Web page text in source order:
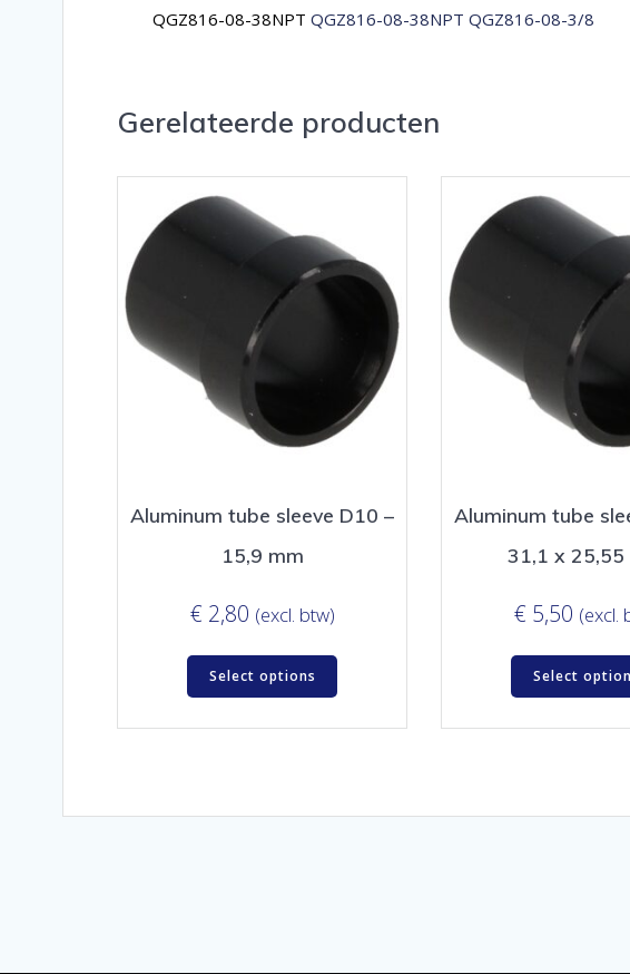
QGZ816-08-38NPT QGZ816-08-38NPT QGZ816-08-3/8
Gerelateerde producten
Aluminum tube sleeve D10 –
15,9 mm
€ 2,80 (excl. btw)
Select options
Aluminum tube
31,1 x 25,55
€ 5,50 (excl.
Select